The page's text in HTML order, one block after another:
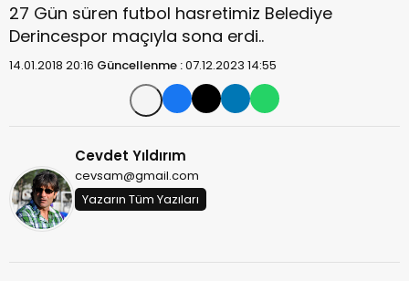
27 Gün süren futbol hasretimiz Belediye
Derincespor maçıyla sona erdi..
14.01.2018 20:16 Güncellenme :07.12.2023 14:55
Cevdet Yıldırım
cevsam@gmail.com
Yazarın Tüm Yazıları